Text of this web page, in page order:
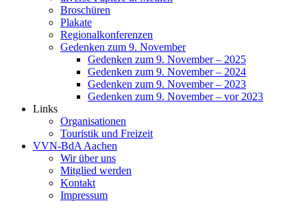
Broschüren
Plakate
Regionalkonferenzen
Gedenken zum 9. November
Gedenken zum 9. November – 2025
Gedenken zum 9. November – 2024
Gedenken zum 9. November – 2023
Gedenken zum 9. November – vor 2023
Links
Organisationen
Touristik und Freizeit
VVN-BdA Aachen
Wir über uns
Mitglied werden
Kontakt
Impressum